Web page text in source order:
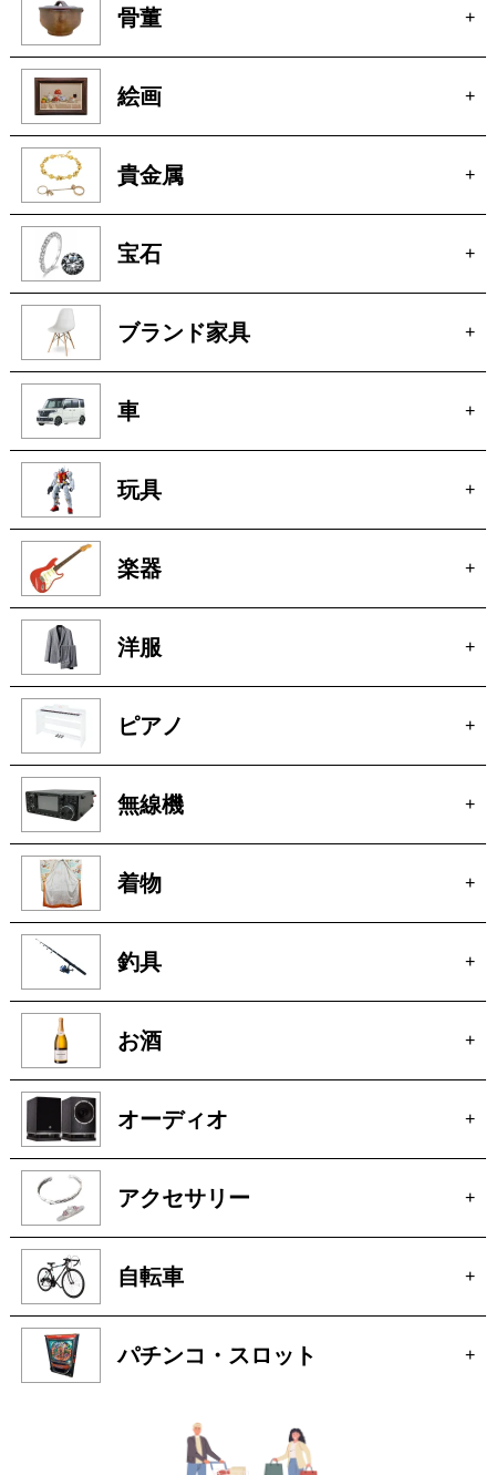
厨房機器 +
骨董 +
絵画 +
貴金属 +
宝石 +
ブランド家具 +
車 +
玩具 +
楽器 +
洋服 +
ピアノ +
無線機 +
着物 +
釣具 +
お酒 +
オーディオ +
アクセサリー +